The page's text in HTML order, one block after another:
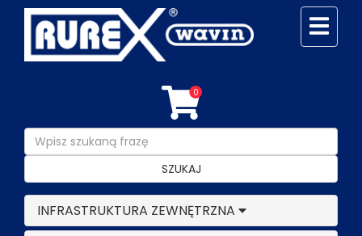
0
SZUKAJ
INFRASTRUKTURA ZEWNĘTRZNA